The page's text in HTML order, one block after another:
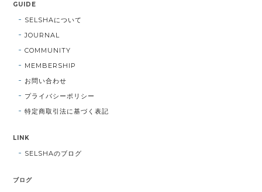
GUIDE
SELSHAについて
JOURNAL
COMMUNITY
MEMBERSHIP
お問い合わせ
プライバシーポリシー
特定商取引法に基づく表記
LINK
SELSHAのブログ
ブログ